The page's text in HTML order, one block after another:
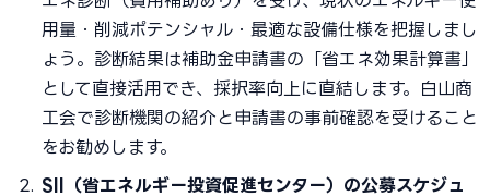
用量・削減ポテンシャル・最適な設備仕様を把握しまし
ょう。診断結果は補助金申請書の「省エネ効果計算書」
として直接活用でき、採択率向上に直結します。白山商
工会で診断機関の紹介と申請書の事前確認を受けること
をお勧めします。
SII（省エネルギー投資促進センター）の公募スケジュ